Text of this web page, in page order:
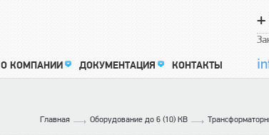
О КОМПАНИИ ДОКУМЕНТАЦИЯ КОНТАКТЫ
+
Главная Оборудование до 6 (10) КВ